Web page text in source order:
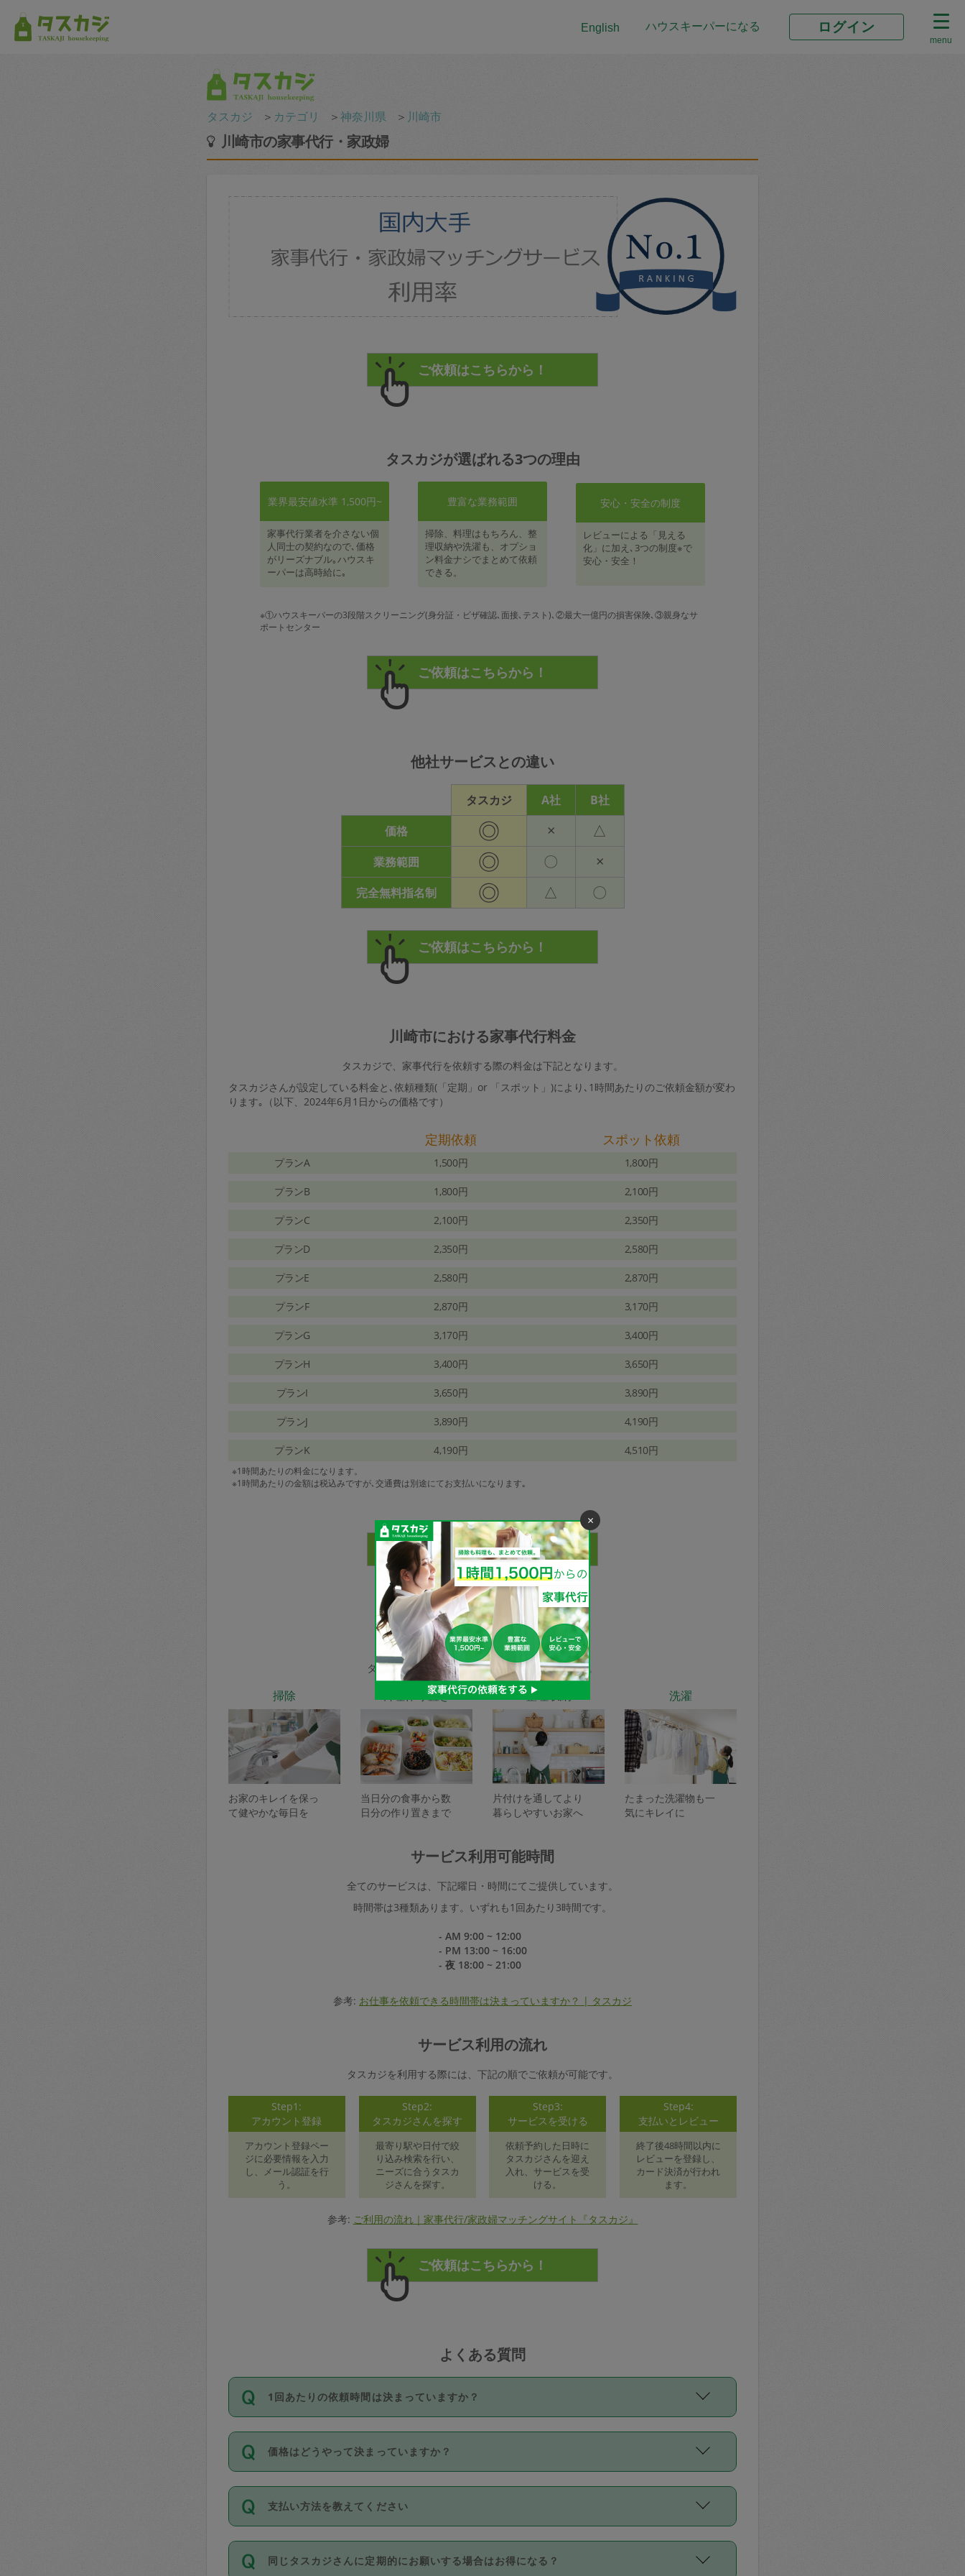
English ハウスキーパーになる ログイン
menu
タスカジ ＞ カテゴリ ＞神奈川県 ＞ 川崎市
川崎市の家事代行・家政婦
タスカジが選ばれる3つの理由
業界最安値水準 1,500円~
家事代行業者を介さない個
人同士の契約なので､価格
がリーズナブル｡ハウスキ
ーパーは高時給に｡
豊富な業務範囲
掃除、料理はもちろん、整
理収納や洗濯も、オプショ
ン料金ナシでまとめて依頼
できる。
安心・安全の制度
レビューによる「見える
化」に加え､3つの制度※で
安心・安全！
※①ハウスキーパーの3段階スクリーニング(身分証・ビザ確認､面接､テスト)､②最大一億円の損害保険､③親身なサ
ポートセンター
他社サービスとの違い
タスカジ A社
B社
価格
◎ × △
業務範囲 ◎ 〇 ×
完全無料指名制 ◎ △ 〇
川崎市における家事代行料金
タスカジで、家事代行を依頼する際の料金は下記となります。
タスカジさんが設定している料金と､依頼種類(「定期」or 「スポット」)により､1時間あたりのご依頼金額が変わ
ります｡（以下、2024年6月1日からの価格です）
定期依頼 スポット依頼
プランA 1,500円 1,800円
プランB 1,800円 2,100円
プランC 2,100円 2,350円
プランD 2,350円 2,580円
プランE 2,580円 2,870円
プランF 2,870円 3,170円
プランG 3,170円 3,400円
プランH 3,400円 3,650円
プランI 3,650円 3,890円
プランJ 3,890円 4,190円
プランK 4,190円 4,510円
※1時間あたりの料金になります。
※1時間あたりの金額は税込みですが､交通費は別途にてお支払いになります｡
家事代行サービスの種類
タスカジで依頼できるサービスは下記となります。
掃除
お家のキレイを保っ
て健やかな毎日を
料理作り置き
当日分の食事から数
日分の作り置きまで
整理収納
片付けを通してより
暮らしやすいお家へ
洗濯
たまった洗濯物も一
気にキレイに
サービス利用可能時間
全てのサービスは、下記曜日・時間にてご提供しています。
時間帯は3種類あります。いずれも1回あたり3時間です。
- AM 9:00 ~ 12:00
- PM 13:00 ~ 16:00
- 夜 18:00 ~ 21:00
参考: お仕事を依頼できる時間帯は決まっていますか？ | タスカジ
サービス利用の流れ
タスカジを利用する際には、下記の順でご依頼が可能です。
Step1:
アカウント登録
アカウント登録ペー
ジに必要情報を入力
し、メール認証を行
う。
Step2:
タスカジさんを探す
最寄り駅や日付で絞
り込み検索を行い、
ニーズに合うタスカ
ジさんを探す。
Step3:
サービスを受ける
依頼予約した日時に
タスカジさんを迎え
入れ、サービスを受
ける。
Step4:
支払いとレビュー
終了後48時間以内に
レビューを登録し、
カード決済が行われ
ます。
参考: ご利用の流れ｜家事代行/家政婦マッチングサイト『タスカジ』
よくある質問
1回あたりの依頼時間は決まっていますか？
依頼1回につき3時間固定です。3時間を超えて依頼したい場合は、延長機能をご利用くださ
い。機能をご利用いただくには、タスカジさんに事前に相談し、合意の上事前申請すること
が必要です。なお、3時間を下回っても、値引き等はございません。
価格はどうやって決まっていますか？
11種類の価格帯の中からタスカジさん自身が価格を選んで設定しています。
タスカジさんの価格設定には最初は制限があり、レビュー件数、レビューの平均値、などで
除々に設定可能な最高額が上がっていく仕組みになっています。
支払い方法を教えてください
お支払方法はクレジットカード（Visa／Master／JCB／AMERICAN EXPRESS／Diners
Club）のみとなります。
同じタスカジさんに定期的にお願いする場合はお得になる？
×